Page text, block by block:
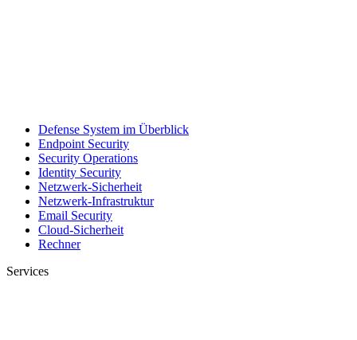
Defense System im Überblick
Endpoint Security
Security Operations
Identity Security
Netzwerk-Sicherheit
Netzwerk-Infrastruktur
Email Security
Cloud-Sicherheit
Rechner
Services